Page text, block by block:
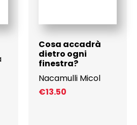
Cosa accadrà
dietro ogni
finestra?
Nacamulli Micol
€13.50